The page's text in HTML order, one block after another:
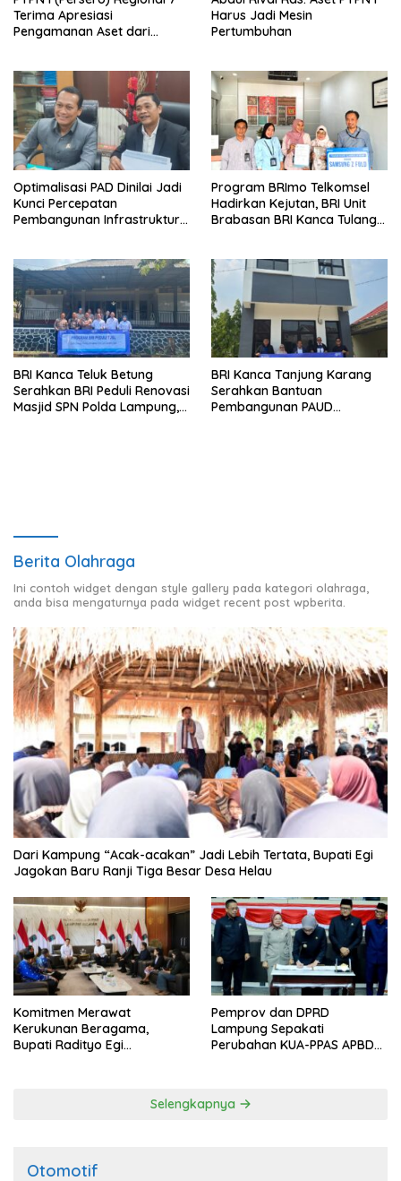
Terima Apresiasi
Pengamanan Aset dari
Harus Jadi Mesin
Pertumbuhan
Optimalisasi PAD Dinilai Jadi
Kunci Percepatan
Pembangunan Infrastruktur
Program BRImo Telkomsel
Hadirkan Kejutan, BRI Unit
Brabasan BRI Kanca Tulang
Mesuji
BRI Kanca Teluk Betung
Serahkan BRI Peduli Renovasi
Masjid SPN Polda Lampung,
BRI Kanca Tanjung Karang
Serahkan Bantuan
Pembangunan PAUD
Berita Olahraga
Ini contoh widget dengan style gallery pada kategori olahraga,
anda bisa mengaturnya pada widget recent post wpberita.
Dari Kampung “Acak-acakan” Jadi Lebih Tertata, Bupati Egi
Jagokan Baru Ranji Tiga Besar Desa Helau
Komitmen Merawat
Kerukunan Beragama,
Bupati Radityo Egi
Pemprov dan DPRD
Lampung Sepakati
Perubahan KUA-PPAS APBD
Selengkapnya
Otomotif